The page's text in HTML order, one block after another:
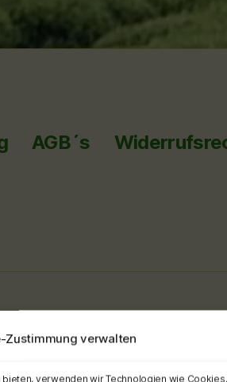
Zustimmung verwalten
verwenden wir Technologien wie Cookies,
AGB´s